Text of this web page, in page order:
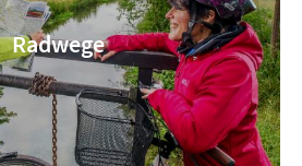
Radwege